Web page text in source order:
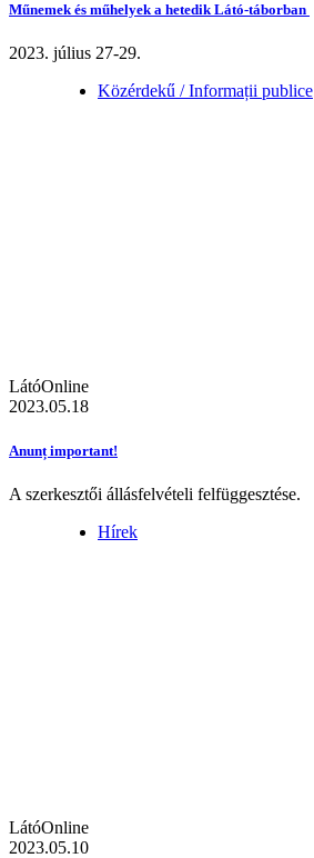
Műnemek és műhelyek a hetedik Látó-táborban
2023. július 27-29.
Közérdekű / Informații publice
LátóOnline
2023.05.18
Anunț important!
A szerkesztői állásfelvételi felfüggesztése.
Hírek
LátóOnline
2023.05.10